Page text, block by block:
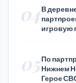
04В
игровую
05По
Нижнем
Герое